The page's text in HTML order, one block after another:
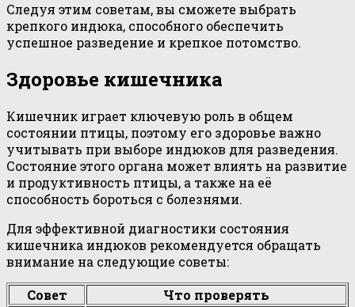
Следуя этим советам, вы сможете выбрать
крепкого индюка, способного обеспечить
успешное разведение и крепкое потомство.
Здоровье кишечника
Кишечник играет ключевую роль в общем
состоянии птицы, поэтому его здоровье важно
учитывать при выборе индюков для разведения.
Состояние этого органа может влиять на развитие
и продуктивность птицы, а также на её
способность бороться с болезнями.
Для эффективной диагностики состояния
кишечника индюков рекомендуется обращать
внимание на следующие советы:
Совет
Что проверять